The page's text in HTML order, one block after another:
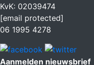
KvK: 02039474
[email protected]
06 1995 4278
Aanmelden nieuwsbrief